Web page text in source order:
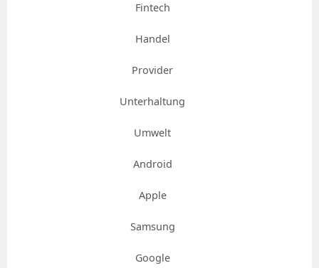
Fintech
Handel
Provider
Unterhaltung
Umwelt
Android
Apple
Samsung
Google